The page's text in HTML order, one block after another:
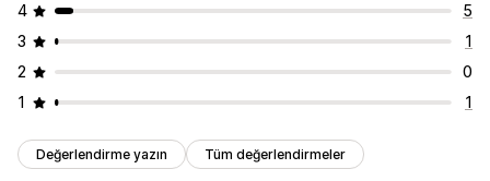
4
5
3
1
2
0
1
1
Değerlendirme yazın Tüm değerlendirmeler